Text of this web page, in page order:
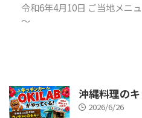
令和6年4月10日 ご当地メニ
～
沖縄料理の
2026/6/26